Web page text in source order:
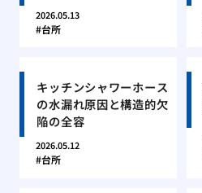
2026.05.13
台所
キッチンシャワーホース
の水漏れ原因と構造的欠
陥の全容
2026.05.12
台所